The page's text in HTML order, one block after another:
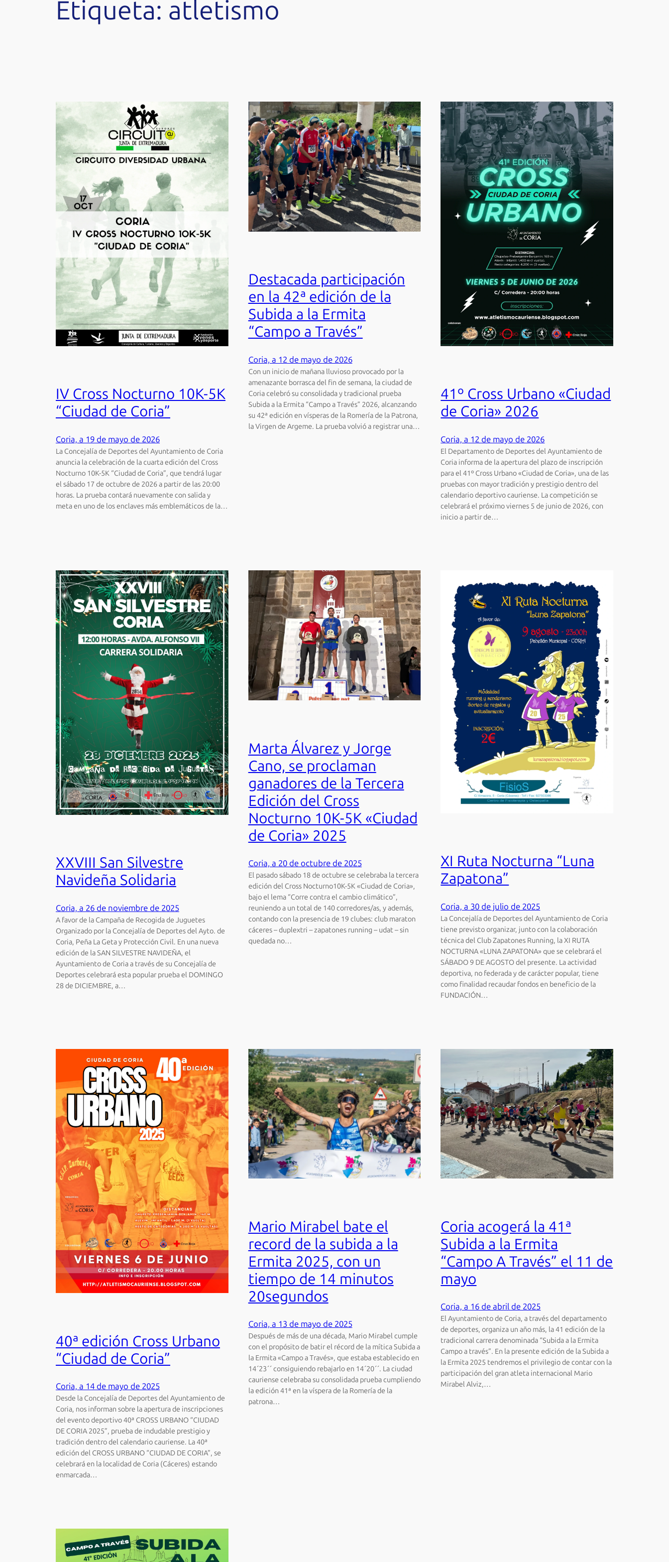
Etiqueta: atletismo
IV Cross Nocturno 10K-5K
“Ciudad de Coria”
Coria, a 19 de mayo de 2026
La Concejalía de Deportes del Ayuntamiento de Coria
anuncia la celebración de la cuarta edición del Cross
Nocturno 10K-5K “Ciudad de Coria”, que tendrá lugar
el sábado 17 de octubre de 2026 a partir de las 20:00
horas. La prueba contará nuevamente con salida y
meta en uno de los enclaves más emblemáticos de la…
Destacada participación
en la 42ª edición de la
Subida a la Ermita
“Campo a Través”
Coria, a 12 de mayo de 2026
Con un inicio de mañana lluvioso provocado por la
amenazante borrasca del fin de semana, la ciudad de
Coria celebró su consolidada y tradicional prueba
Subida a la Ermita “Campo a Través” 2026, alcanzando
su 42ª edición en vísperas de la Romería de la Patrona,
la Virgen de Argeme. La prueba volvió a registrar una…
41º Cross Urbano «Ciudad
de Coria» 2026
Coria, a 12 de mayo de 2026
El Departamento de Deportes del Ayuntamiento de
Coria informa de la apertura del plazo de inscripción
para el 41º Cross Urbano «Ciudad de Coria», una de las
pruebas con mayor tradición y prestigio dentro del
calendario deportivo cauriense. La competición se
celebrará el próximo viernes 5 de junio de 2026, con
inicio a partir de…
XXVIII San Silvestre
Navideña Solidaria
Coria, a 26 de noviembre de 2025
A favor de la Campaña de Recogida de Juguetes
Organizado por la Concejalía de Deportes del Ayto. de
Coria, Peña La Geta y Protección Civil. En una nueva
edición de la SAN SILVESTRE NAVIDEÑA, el
Ayuntamiento de Coria a través de su Concejalía de
Deportes celebrará esta popular prueba el DOMINGO
28 de DICIEMBRE, a…
Marta Álvarez y Jorge
Cano, se proclaman
ganadores de la Tercera
Edición del Cross
Nocturno 10K-5K «Ciudad
de Coria» 2025
Coria, a 20 de octubre de 2025
El pasado sábado 18 de octubre se celebraba la tercera
edición del Cross Nocturno10K-5K «Ciudad de Coria»,
bajo el lema “Corre contra el cambio climático”,
reuniendo a un total de 140 corredores/as, y además,
contando con la presencia de 19 clubes: club maraton
cáceres – duplextri – zapatones running – udat – sin
quedada no…
XI Ruta Nocturna “Luna
Zapatona”
Coria, a 30 de julio de 2025
La Concejalía de Deportes del Ayuntamiento de Coria
tiene previsto organizar, junto con la colaboración
técnica del Club Zapatones Running, la XI RUTA
NOCTURNA «LUNA ZAPATONA» que se celebrará el
SÁBADO 9 DE AGOSTO del presente. La actividad
deportiva, no federada y de carácter popular, tiene
como finalidad recaudar fondos en beneficio de la
FUNDACIÓN…
40ª edición Cross Urbano
“Ciudad de Coria”
Coria, a 14 de mayo de 2025
Desde la Concejalía de Deportes del Ayuntamiento de
Coria, nos informan sobre la apertura de inscripciones
del evento deportivo 40ª CROSS URBANO “CIUDAD
DE CORIA 2025”, prueba de indudable prestigio y
tradición dentro del calendario cauriense. La 40ª
edición del CROSS URBANO “CIUDAD DE CORIA”, se
celebrará en la localidad de Coria (Cáceres) estando
enmarcada…
Mario Mirabel bate el
record de la subida a la
Ermita 2025, con un
tiempo de 14 minutos
20segundos
Coria, a 13 de mayo de 2025
Después de más de una década, Mario Mirabel cumple
con el propósito de batir el récord de la mítica Subida a
la Ermita «Campo a Través», que estaba establecido en
14´23´´ consiguiendo rebajarlo en 14´20´´. La ciudad
cauriense celebraba su consolidada prueba cumpliendo
la edición 41ª en la víspera de la Romería de la
patrona…
Coria acogerá la 41ª
Subida a la Ermita
“Campo A Través” el 11 de
mayo
Coria, a 16 de abril de 2025
El Ayuntamiento de Coria, a través del departamento
de deportes, organiza un año más, la 41 edición de la
tradicional carrera denominada “Subida a la Ermita
Campo a través”. En la presente edición de la Subida a
la Ermita 2025 tendremos el privilegio de contar con la
participación del gran atleta internacional Mario
Mirabel Alviz,…